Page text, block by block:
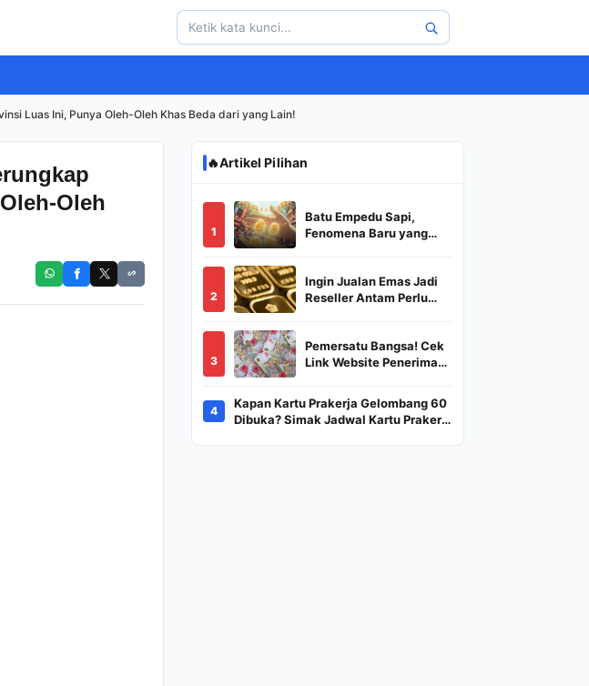
Luas Ini, Punya Oleh-Oleh Khas Beda dari yang Lain!
Oleh
🔥Artikel Pilihan
1
Batu Empedu Sapi,
Fenomena Baru yang
2
Ingin Jualan Emas Jadi
Reseller Antam Perlu
Bagaimana
Prosedurnya?
3
Pemersatu Bangsa! Cek
Link Website Penerima
Dana Rp600 Ribu Rupiah
4
Kapan Kartu Prakerja Gelombang 60
Dibuka? Simak Jadwal Kartu Prakerja